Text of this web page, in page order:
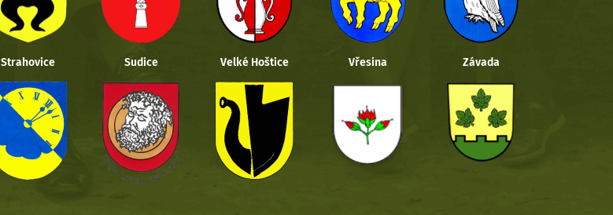
Strahovice Sudice Velké Hoštice Vřesina Závada